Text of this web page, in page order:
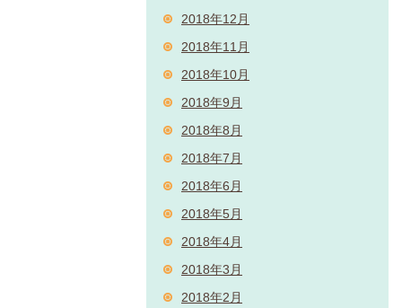
2018年12月
2018年11月
2018年10月
2018年9月
2018年8月
2018年7月
2018年6月
2018年5月
2018年4月
2018年3月
2018年2月